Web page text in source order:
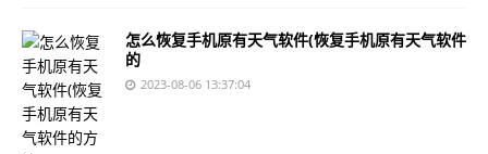
怎么恢复手机原有天气软件(恢复手机原有天气软件
的
2023-08-06 13:37:04